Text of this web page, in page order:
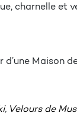
charnelle et
d’une Maison
, Velours de